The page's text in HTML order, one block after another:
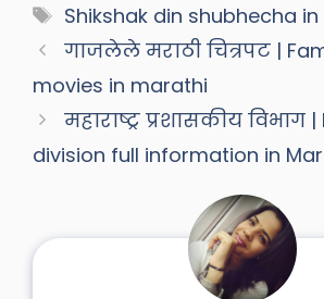
Tags
Shikshak din shubhecha
गाजलेले मराठी चित्रपट |
movies in marathi
महाराष्ट्र प्रशासकीय विभाग
division full information in